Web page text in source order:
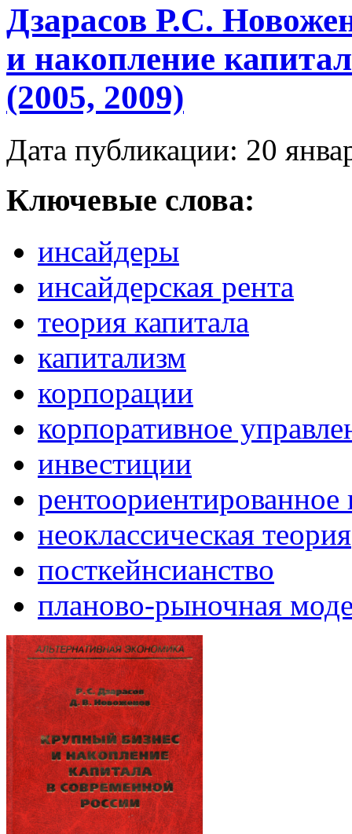
Дзарасов Р.С.
и накопление
(2005, 2009)
Дата публикации: 20
Ключевые слова:
инсайдеры
инсайдерская рента
теория капитала
капитализм
корпорации
корпоративное
инвестиции
рентоориентированное
неоклассическая теория
посткейнсианство
планово-рыночная